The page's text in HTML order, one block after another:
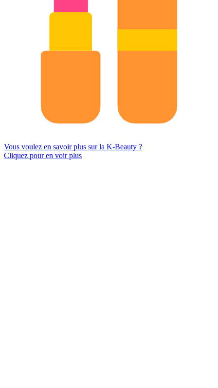
Vous voulez en savoir plus sur la K-Beauty ?
Cliquez pour en voir plus